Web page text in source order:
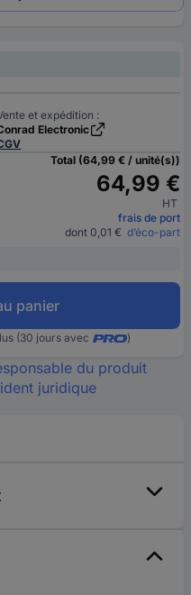
et expédition :
Electronic
Total (64,99 € / unité(s))
64,99 €
HT
frais de port
dont 0,01 € d’éco-part
panier
(30 jours avec )
du produit
juridique